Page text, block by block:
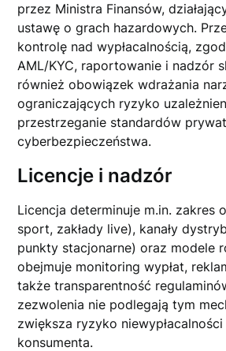
przez Ministra Finansów,
ustawę o grach hazardowych.
kontrolę nad wypłacalnością,
AML/KYC, raportowanie i nadzór
również obowiązek wdrażania
ograniczających ryzyko
przestrzeganie standardów
cyberbezpieczeństwa.
Licencje i nadzór
Licencja determinuje m.in. zakres
sport, zakłady live), kanały
punkty stacjonarne) oraz modele
obejmuje monitoring wypłat,
także transparentność
zezwolenia nie podlegają tym
zwiększa ryzyko
konsumenta.